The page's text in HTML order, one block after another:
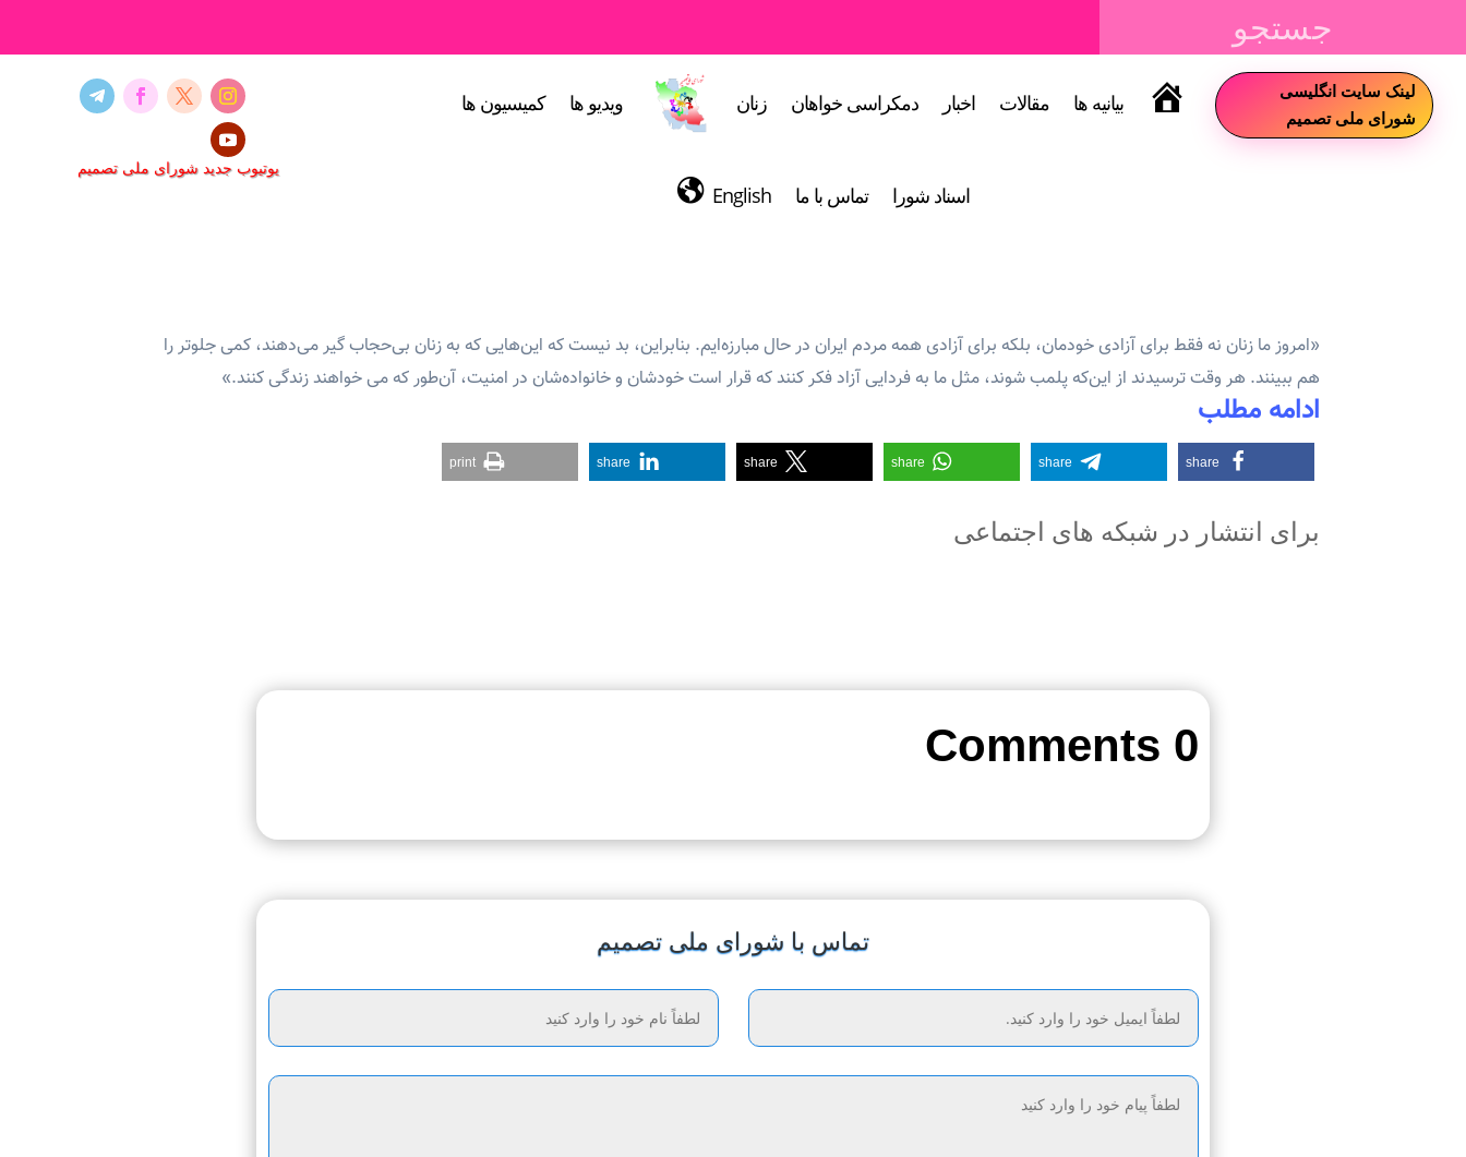
یوتیوب جدید شورای ملی تصمیم
سایت بیانیه ها مقالات اخبار دمکراسی خواهان زنان ویدیو ها کمیسیون ها
اسناد شورا تماس با ما English
لینک سایت انگلیسی
شورای ملی تصمیم
«امروز ما زنان نه فقط برای آزادی خودمان، بلکه برای آزادی همه مردم ایران در حال مبارزه‌ایم. بنابراین، بد نیست که این‌هایی که به زنان بی‌حجاب گیر می‌دهند، کمی جلوتر را
هم ببینند. هر وقت ترسیدند از این‌که پلمب شوند، مثل ما به فردایی آزاد فکر کنند که قرار است خودشان و خانواده‌شان در امنیت، آن‌طور که می خواهند زندگی کنند.»
ادامه مطلب
share
share
share
share
share
print
برای انتشار در شبکه های اجتماعی
0 Comments
تماس با شورای ملی تصمیم